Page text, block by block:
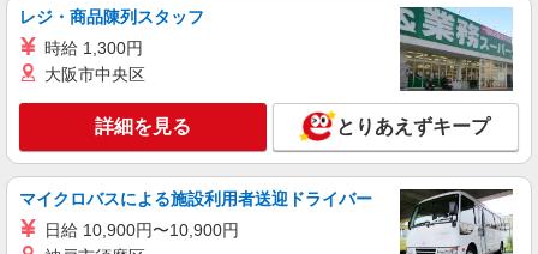
時給1400円〜1500円 ご経験・スキルにより優
遇 スマホでかんたんに前払いで給与が受け取れま
北海道札幌市北区 JR「札幌駅」、地下鉄「さ
キープ 詳細を見る
派遣社員
株式会社iDA（11074968）
レジ・商品陳列スタッフ
時給 1,300円
大阪市中央区
詳細を見る とりあえずキープ
マイクロバスによる施設利用者送迎ドライバー
日給 10,900円〜10,900円